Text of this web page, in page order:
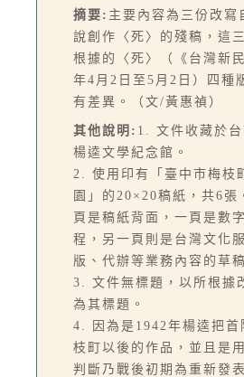
摘要: 主要內容為三份改寫
說創作〈死〉的殘稿，這
根據的〈死〉（《台灣新
年4月2日至5月2日）四種
有差異。（文/黃惠禎）
其他說明: 1. 文件收藏於
楊逵文學紀念館。
2. 使用印有「臺中市梅枝
園」的20×20稿紙，共6張
頁是稿紙背面，一頁是數
程，另一頁則是台灣文化
版、代辦等業務內容的草稿
3. 文件無標題，以所根據
為其標題。
4. 因為是1942年楊逵把首
枝町以後的作品，並且是
判斷乃戰後初期為重新發